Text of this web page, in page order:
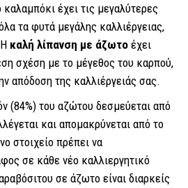
έχει τις μεγαλύτερες
τα φυτά μεγάλης καλλιέργειας,
καλή λίπανση με άζωτο έχει
σχέση με το μέγεθος του καρπού,
απόδοση της καλλιέργειάς σας.
(84%) του αζώτου δεσμεύεται από
και απομακρύνεται από το
στοιχείο πρέπει να
σε κάθε νέο καλλιεργητικό
σε άζωτο είναι διαρκείς